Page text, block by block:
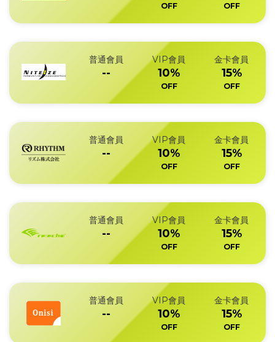
OFF OFF
普通會員
--
VIP會員
10%
OFF
金卡會員
15%
OFF
普通會員
--
VIP會員
10%
OFF
金卡會員
15%
OFF
普通會員
--
VIP會員
10%
OFF
金卡會員
15%
OFF
普通會員
--
VIP會員
10%
OFF
金卡會員
15%
OFF